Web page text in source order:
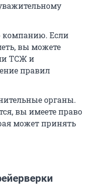
Если
вы можете
ТСЖ и
правил
органы.
вы имеете право
может принять